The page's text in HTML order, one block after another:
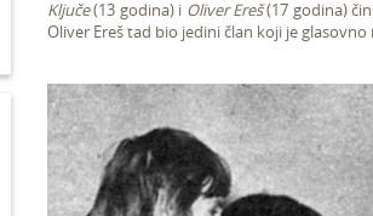
Ključe(13 godina) i Oliver Ereš(17 godina)
Oliver Ereš tad bio jedini član koji je